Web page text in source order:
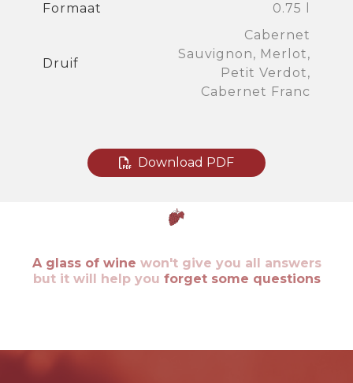
Formaat
0.75 l
Druif
Cabernet
Sauvignon, Merlot,
Petit Verdot,
Cabernet Franc
Download PDF
A glass of wine won't give you all answers
but it will help you forget some questions